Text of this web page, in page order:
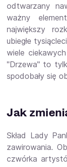
odtwarzany
ważny
największy
ubiegłe
wiele
"Drzewa" to
spodobały się
Jak
Skład Lady
zawirowania.
czwórka